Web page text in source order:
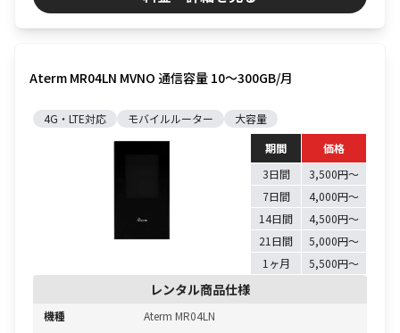
Aterm MR04LN MVNO 通信容量 10〜300GB/月
4G・LTE対応 モバイルルーター
大容量
期間
価格
3日間
3,500円〜
7日間
4,000円〜
14日間
4,500円〜
21日間
5,000円〜
1ヶ月
5,500円〜
レンタル商品仕様
機種
Aterm MR04LN